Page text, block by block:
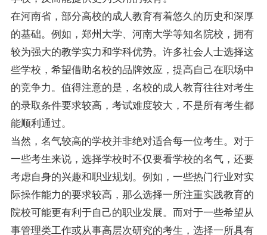
在河南省，部分高校的成人教育有着悠久的历史和深厚
的基础。例如，郑州大学、河南大学等知名院校，拥有
较为强大的教学实力和学科优势。许多社会人士选择这
些学校，希望借助名校的品牌效应，提高自己在职场中
的竞争力。值得注意的是，名校的成人教育往往对考生
的录取条件要求较高，考试难度较大，不是所有考生都
能顺利通过。
当然，名气较高的学校并非绝对适合每一位考生。对于
一些考生来说，选择学校时不仅要看学校的名气，还要
考虑自身的兴趣和职业规划。例如，一些热门行业对实
际操作能力的要求较高，那么选择一所注重实践教育的
院校可能更有利于自己的职业发展。而对于一些希望从
事管理类工作或从事高层次研究的考生，选择一所具有